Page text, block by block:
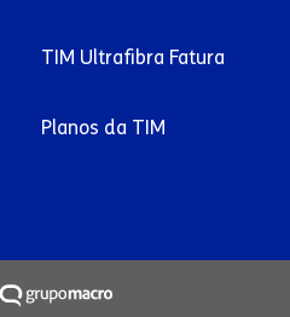
TIM Ultrafibra Fatura
Planos da TIM